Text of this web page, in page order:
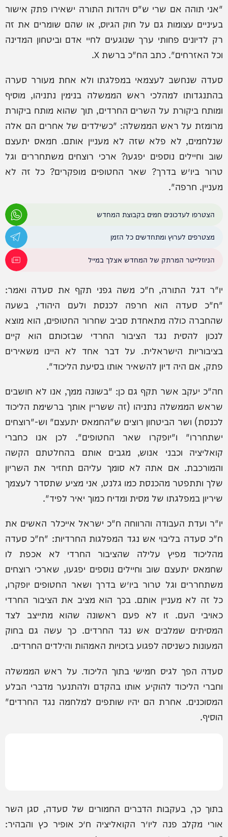
"אני תוהה אם שרי ש"ס ויהדות התורה ישאירו פתק אישור
בעיניים עצומות גם על חוק הגיוס, או שהם שומרים את זה
רק לדיונים פחותי ערך שנוגעים לחיי אדם וביטחון המדינה
וכל האזרחים". כתב הח"כ ברשת X.
סעדה שנחשב לעצמאי במפלגתו ולא אחת מעורר סערה
בהתנגדותו למהלכי ראש הממשלה בנימין נתניהו, מוסיף
ומותח ביקורת על השרים החרדים, תוך שהוא מותח ביקורת
מרומזת על ראש הממשלה: "כשילדים של אחרים הם אלה
שנלחמים, לא פלא שזה לא מעניין אותם. חמאס יתעצם
שוב וחיילים נוספים יפגעו? ארכי רוצחים משתחררים וגל
טרור ביו״ש בדרך? שאר החטופים מופקרים? כל זה לא
מעניין. חרפה".
הצטרפו לעדכונים חמים בקבוצת המחדש
מצטרפים לערוץ ומתחדשים כל הזמן
הניוזלייטר המרתק של המחדש אצלך במייל
יו"ר דגל התורה, ח"כ משה גפני תקף את סעדה ואמר:
"ח"כ סעדה הוא חרפה לכנסת ולעם היהודי, בשעה
שהחברה כולה מתאחדת סביב שחרור החטופים, הוא מוצא
לנכון להסית נגד הציבור החרדי שבזכותם הוא קיים
בציבוריות הישראלית. על דבר אחד לא היינו משאירים
פתק, אם היה דיון להשאיר אותו בסיעת הליכוד".
חה"כ יעקב אשר תקף גם כן: "בשונה ממך, אנו לא חושבים
שראש הממשלה נתניהו (זה ששריין אותך ברשימת הליכוד
לכנסת) ושר הביטחון רוצים ש"החמאס יתעצם" וש-"רוצחים
ישתחררו" ו"יופקרו שאר החטופים". לכן אנו כחברי
קואליציה וכבני אנוש, מגבים אותם בהחלטתם הקשה
והמורכבת. אם אתה לא סומך עליהם תחזיר את השריון
שלך ותתפטר מהכנסת כמו גלנט, אני מציע שתסדר לעצמך
שיריון במפלגתו של מסית ומדיח כמוך יאיר לפיד".
יו"ר ועדת העבודה והרווחה ח"כ ישראל אייכלר האשים את
ח"כ סעדה בליבוי אש נגד המפלגות החרדיות: "ח"כ סעדה
מהליכוד מפיץ עלילה שהציבור החרדי לא אכפת לו
שחמאס יתעצם שוב וחיילים נוספים יפגעו, שארכי רוצחים
משתחררים וגל טרור ביו״ש בדרך ושאר החטופים יופקרו,
כל זה לא מעניין אותם. בכך הוא מציב את הציבור החרדי
כאויבי העם. זו לא פעם ראשונה שהוא מתייצב לצד
המסיתים שמלבים אש נגד החרדים. כך עשה גם בחוק
המעונות כשניסה לפגוע בזכויות האמהות והילדים החרדים.
סעדה הפך לגיס חמישי בתוך הליכוד. על ראש הממשלה
וחברי הליכוד להוקיע אותו בהקדם ולהתנער מדברי הבלע
המסוכנים. אחרת הם יהיו שותפים למלחמה נגד החרדים"
הוסיף.
בתוך כך, בעקבות הדברים החמורים של סעדה, סגן השר
אורי מקלב פנה ליו״ר הקואליציה ח״כ אופיר כץ והבהיר: